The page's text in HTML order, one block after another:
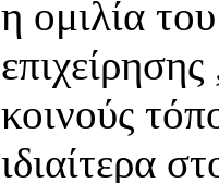
η ομιλία
κοινούς
ιδιαίτερα